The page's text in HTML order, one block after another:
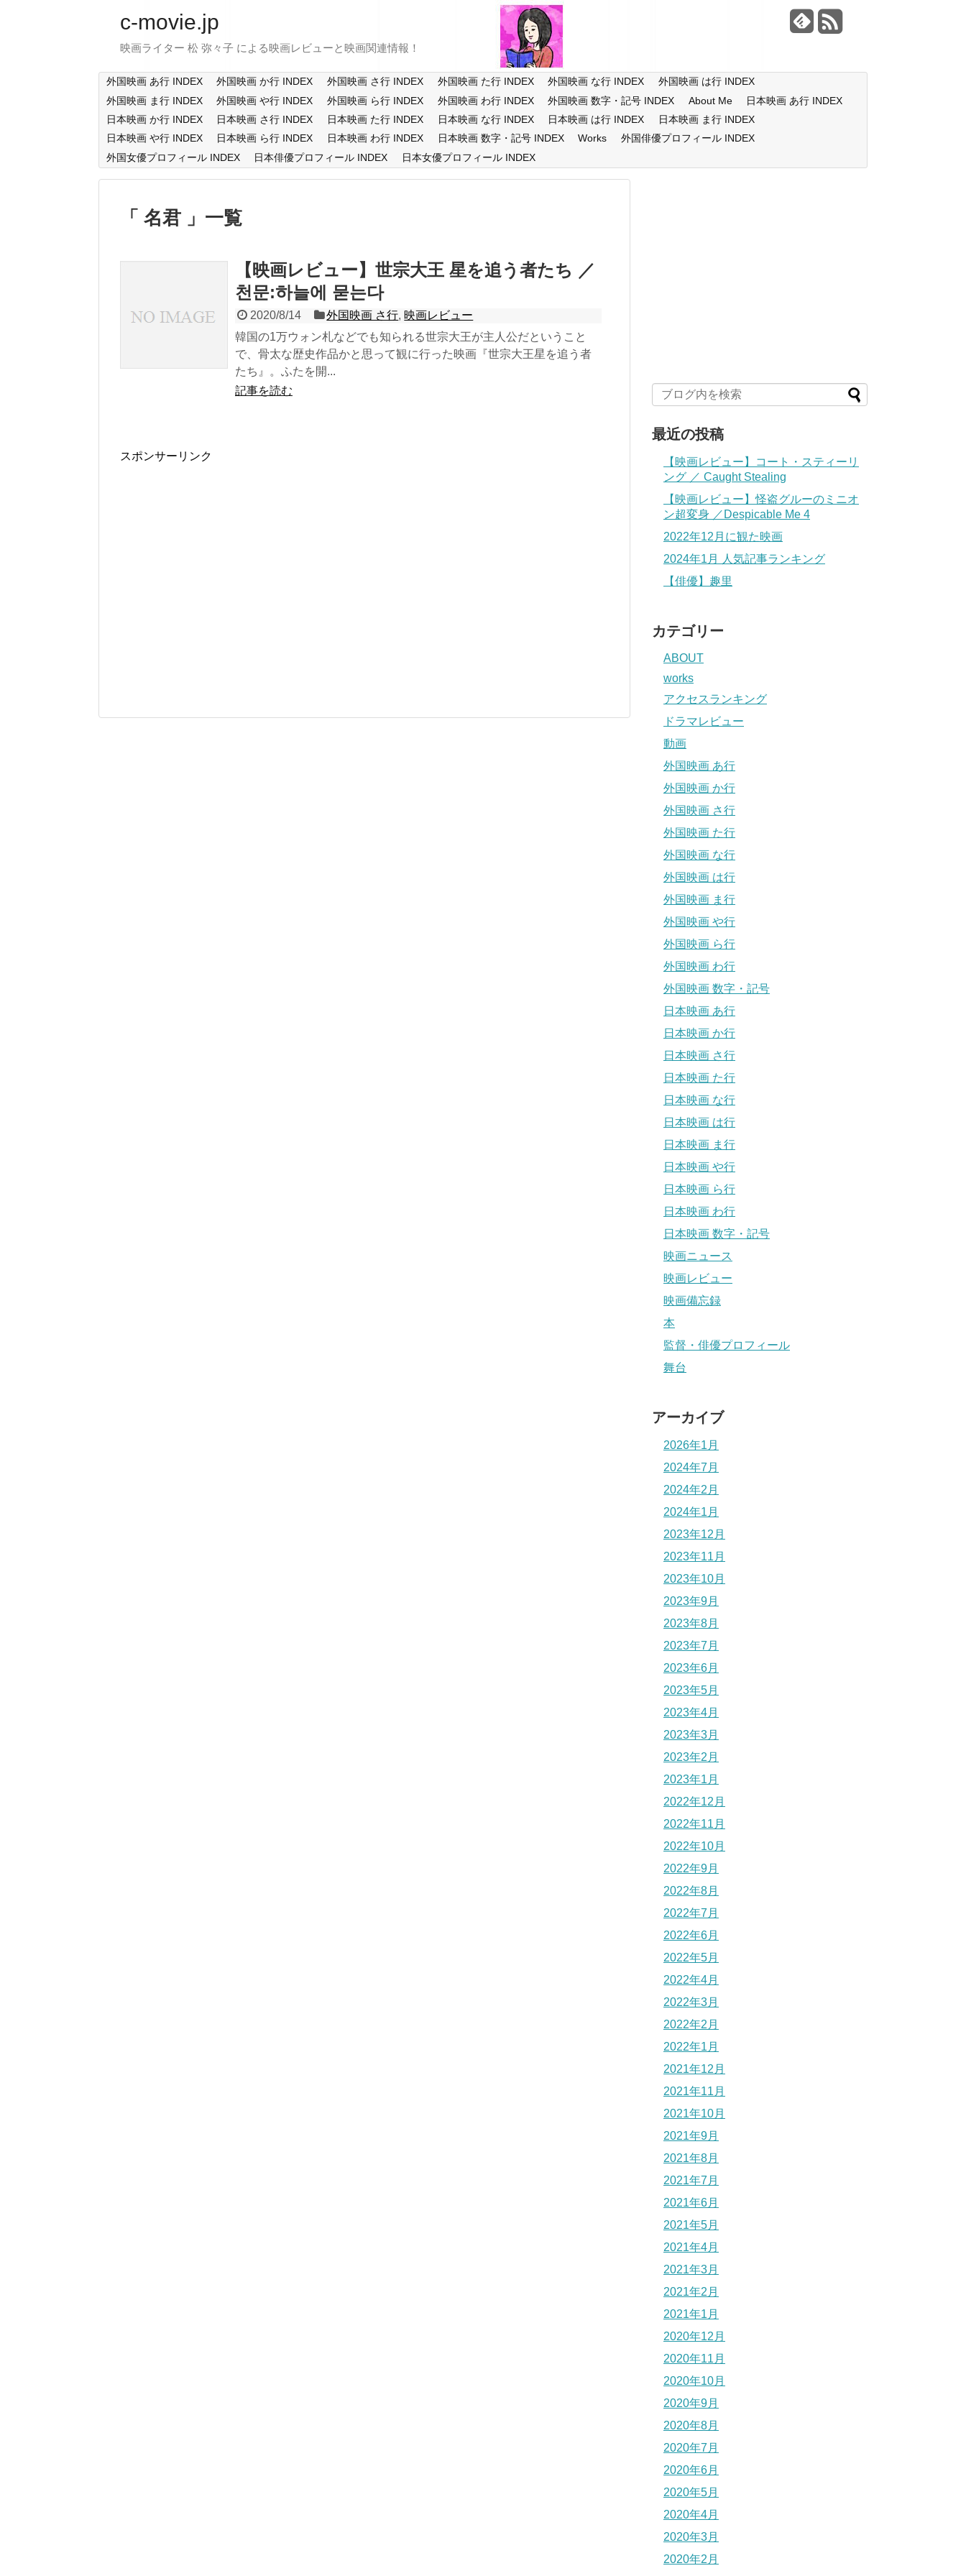
c-movie.jp
映画ライター 松 弥々子 による映画レビューと映画関連情報！
外国映画 あ行 INDEX 外国映画 か行 INDEX 外国映画 さ行 INDEX 外国映画 た行 INDEX 外国映画 な行 INDEX
外国映画 は行 INDEX
外国映画 ま行 INDEX
外国映画 や行 INDEX 外国映画 ら行 INDEX 外国映画 わ行 INDEX 外国映画 数字・記号 INDEX About Me
日本映画 あ行 INDEX
日本映画 か行 INDEX
日本映画 さ行 INDEX 日本映画 た行 INDEX 日本映画 な行 INDEX 日本映画 は行 INDEX
日本映画 ま行 INDEX
日本映画 や行 INDEX
日本映画 ら行 INDEX 日本映画 わ行 INDEX 日本映画 数字・記号 INDEX Works
外国俳優プロフィール INDEX
外国女優プロフィール INDEX
日本俳優プロフィール INDEX 日本女優プロフィール INDEX
名君 一覧
【映画レビュー】世宗大王 星を追う者たち ／
천문:하늘에 묻는다
2020/8/14 外国映画 さ行, 映画レビュー
韓国の1万ウォン札などでも知られる世宗大王が主人公だということ
で、骨太な歴史作品かと思って観に行った映画『世宗大王星を追う者
たち』。ふたを開...
記事を読む
スポンサーリンク
最近の投稿
【映画レビュー】コート・スティーリ
ング ／ Caught Stealing
【映画レビュー】怪盗グルーのミニオ
ン超変身 ／Despicable Me 4
2022年12月に観た映画
2024年1月 人気記事ランキング
【俳優】趣里
カテゴリー
ABOUT
works
アクセスランキング
ドラマレビュー
動画
外国映画 あ行
外国映画 か行
外国映画 さ行
外国映画 た行
外国映画 な行
外国映画 は行
外国映画 ま行
外国映画 や行
外国映画 ら行
外国映画 わ行
外国映画 数字・記号
日本映画 あ行
日本映画 か行
日本映画 さ行
日本映画 た行
日本映画 な行
日本映画 は行
日本映画 ま行
日本映画 や行
日本映画 ら行
日本映画 わ行
日本映画 数字・記号
映画ニュース
映画レビュー
映画備忘録
本
監督・俳優プロフィール
舞台
アーカイブ
2026年1月
2024年7月
2024年2月
2024年1月
2023年12月
2023年11月
2023年10月
2023年9月
2023年8月
2023年7月
2023年6月
2023年5月
2023年4月
2023年3月
2023年2月
2023年1月
2022年12月
2022年11月
2022年10月
2022年9月
2022年8月
2022年7月
2022年6月
2022年5月
2022年4月
2022年3月
2022年2月
2022年1月
2021年12月
2021年11月
2021年10月
2021年9月
2021年8月
2021年7月
2021年6月
2021年5月
2021年4月
2021年3月
2021年2月
2021年1月
2020年12月
2020年11月
2020年10月
2020年9月
2020年8月
2020年7月
2020年6月
2020年5月
2020年4月
2020年3月
2020年2月